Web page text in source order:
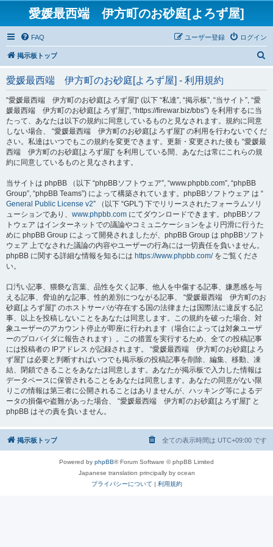
愛媛最西端 伊方町のお砂庭[よろず屋]
FAQ ログイン
ユーザー登録
掲示板トップ
愛媛最西端 伊方町のお砂庭[よろず屋] - 利用規約
“愛媛最西端 伊方町のお砂庭[よろず屋]” (以下 “私達”, “掲示板”, “当サイト”, “愛
媛最西端 伊方町のお砂庭[よろず屋]”, “https://firewar.biz/bbs”) を利用するに当
たって、あなたは以下の規約に同意しているものと見なされます。規約に同意
しない場合、 “愛媛最西端 伊方町のお砂庭[よろず屋]” の利用を行わないでくだ
さい。私達はいつでもこの規約を変更できます。更新・変更された後も “愛媛最
西端 伊方町のお砂庭[よろず屋]” を利用している間、あなたは常にこれらの規
約に同意しているものと見なされます。
当サイトは phpBB （以下 “phpBBソフトウェア”, “www.phpbb.com”, “phpBB
Group”, “phpBB Teams”) によって構築されています。phpBBソフトウェア は “
General Public License v2” （以下 “GPL”) 下でリリースされたフォーラムソリ
ューションであり、 www.phpbb.com にてダウンロードできます。phpBBソフ
トウェア はインターネットでの議論やコミュニケーションをより円滑に行うた
めに phpBB Group によって開発されましたが、phpBB Group は phpBBソフト
ウェア 上でなされた議論の内容やユーザーの行為には一切責任を負いません。
phpBB に関する詳細な情報を知るには https://www.phpbb.com/をご覧くださ
い。
口汚い記事、猥褻な言葉、品性を欠く記事、他人を中傷する記事、嫌悪感を与
える記事、脅迫的な記事、性的差別につながる記事、 “愛媛最西端 伊方町のお
砂庭[よろず屋]” のホストサーバが存在する国の法律または国際法に違反する記
事、以上を投稿しないことをあなたは同意します。この規約を破った場合、対
象ユーザーのアカウント停止が即座に行われます（場合によっては対象ユーザ
ーのプロバイダに報告されます）。この措置を実行するため、全ての投稿記事
には投稿者の IPアドレス が記録されます。 “愛媛最西端 伊方町のお砂庭[よろ
ず屋]” は必要と判断すればいつでも掲示板の投稿記事を削除、編集、移動、凍
結、閉鎖できることをあなたは同意します。あなたが掲示板で入力した情報は
データベースに保管されることをあなたは同意します。あなたの同意がない限
りこの情報は第三者に公開されることはありませんが、ハッキング等によるデ
ータの損傷や盗難があった場合、 “愛媛最西端 伊方町のお砂庭[よろず屋]” と
phpBB はその責を負いません。
掲示板トップ 全ての表示時間は UTC+09:00 です
Powered by phpBB® Forum Software © phpBB Limited
Japanese translation principally by ocean
プライバシーについて | 利用規約